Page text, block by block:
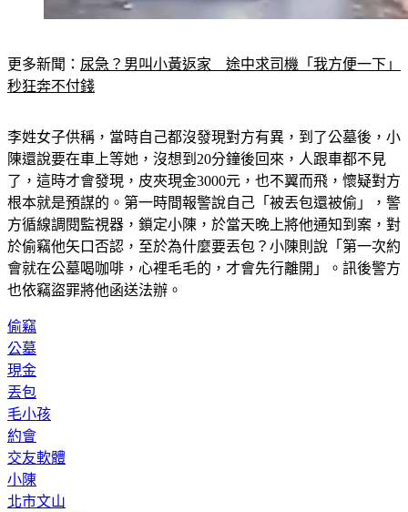
更多新聞： 尿急？男叫小黃返家　途中求司機「我方便一下」
秒狂奔不付錢
李姓女子供稱，當時自己都沒發現對方有異，到了公墓後，小
陳還說要在車上等她，沒想到20分鐘後回來，人跟車都不見
了，這時才會發現，皮夾現金3000元，也不翼而飛，懷疑對方
根本就是預謀的。第一時間報警說自己「被丟包還被偷」，警
方循線調閱監視器，鎖定小陳，於當天晚上將他通知到案，對
於偷竊他矢口否認，至於為什麼要丟包？小陳則說「第一次約
會就在公墓喝咖啡，心裡毛毛的，才會先行離開」。訊後警方
也依竊盜罪將他函送法辦。
偷竊
公墓
現金
丟包
毛小孩
約會
交友軟體
小陳
北市文山